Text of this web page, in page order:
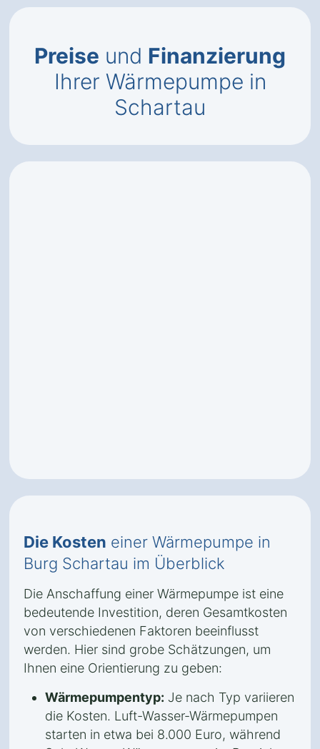
Preise und Finanzierung
Ihrer Wärmepumpe in
Schartau
Die Kosten einer Wärmepumpe in
Burg Schartau im Überblick
Die Anschaffung einer Wärmepumpe ist eine
bedeutende Investition, deren Gesamtkosten
von verschiedenen Faktoren beeinflusst
werden. Hier sind grobe Schätzungen, um
Ihnen eine Orientierung zu geben:
Wärmepumpentyp: Je nach Typ variieren
die Kosten. Luft-Wasser-Wärmepumpen
starten in etwa bei 8.000 Euro, während